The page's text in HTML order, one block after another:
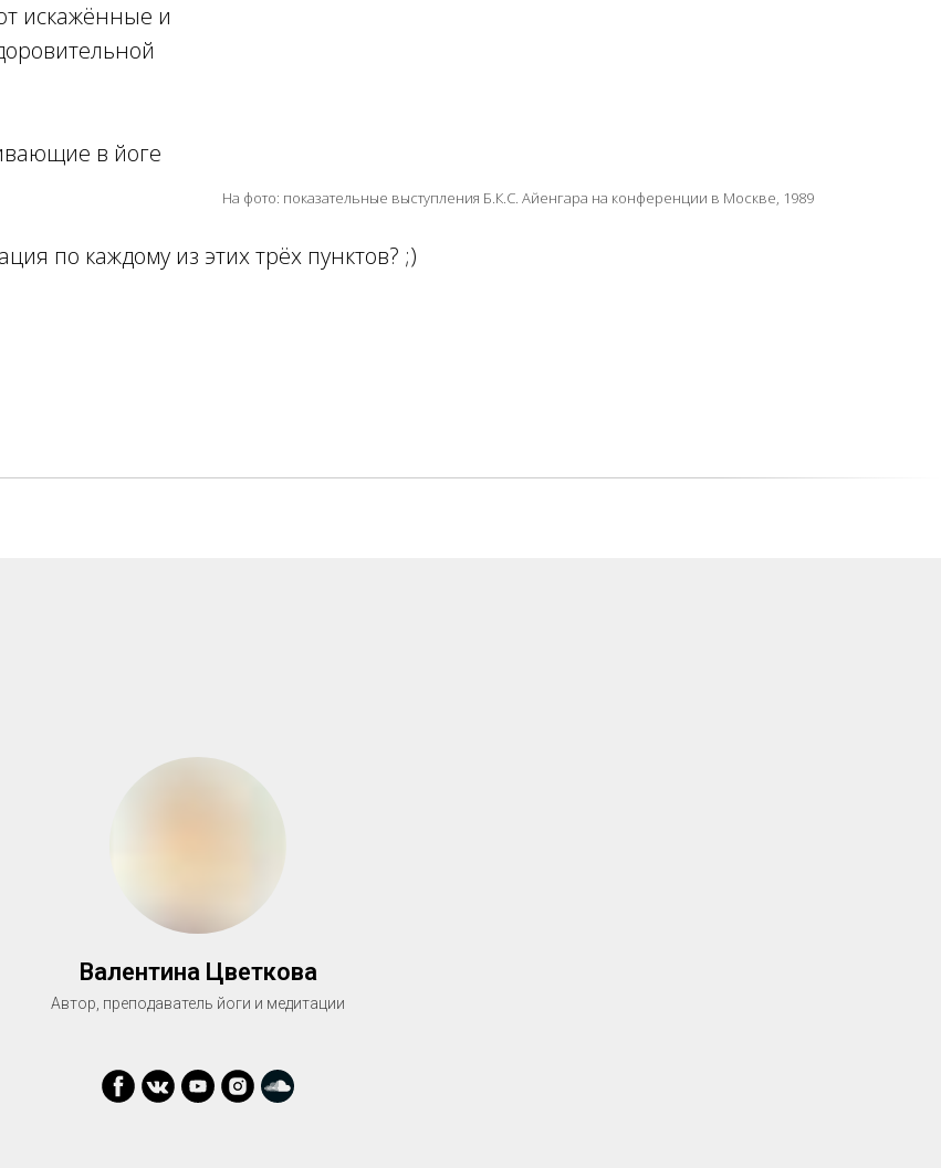
На фото: показательные выступления Б.К.С. Айенгара на конференции в Москве, 1989
искажённые и
в йоге
по каждому из этих трёх пунктов? ;)
Валентина Цветкова
Автор, преподаватель йоги и медитации